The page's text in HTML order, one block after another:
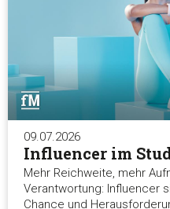
09.07.2026
Influencer im
Mehr Reichweite, mehr
Verantwortung: Influencer
Chance und